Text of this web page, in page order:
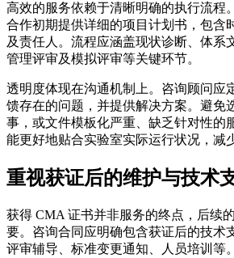
高效的服务依赖于清晰明确的执行流程
合作初期提供详细的项目计划书，包含
及责任人。流程应涵盖现状诊断、体系
管理评审及模拟评审等关键环节。
透明度体现在沟通机制上。咨询顾问应
馈存在的问题，并提供解决方案。避免
事，或文件模板化严重、缺乏针对性的
能更好地贴合实验室实际运行状况，减
重视获证后的维护与技术
获得 CMA 证书并非服务的终点，后续
要。咨询合同应明确包含获证后的技术
评审辅导、标准变更通知、人员培训等